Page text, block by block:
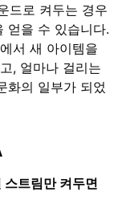
드로 켜두는 경우
얻을 수 있습니다.
서 새 아이템을
, 얼마나 걸리는
화의 일부가 되었
트림만 켜두면